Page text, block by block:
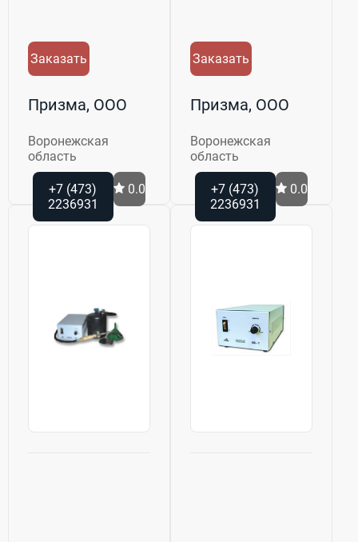
Заказать
Призма, ООО
Воронежская
область
+7 (473)
2236931
0.0
Заказать
Призма, ООО
Воронежская
область
+7 (473)
2236931
0.0